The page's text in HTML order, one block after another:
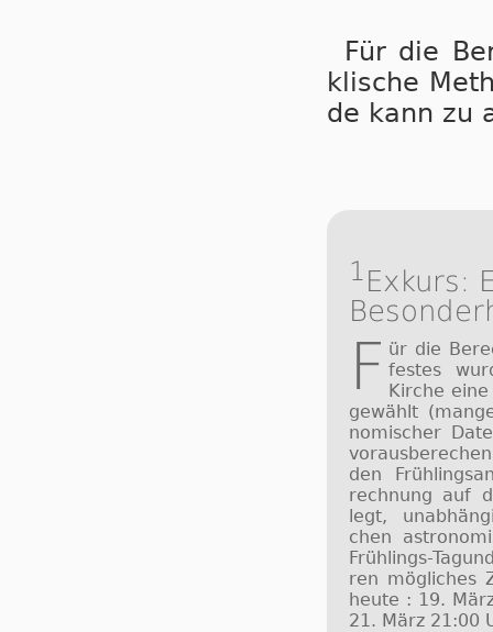
Für die
kli­sche
de kann zu
1Exkurs:
F ür die
fes­tes
Kir­che
ge­wählt
no­mi­scher
den
rech­nung auf
legt,
chen
Früh­lings-
ren mög­li­ches
heute : 19. März 9:00 Uhr MEZ bis
21. März 21:00